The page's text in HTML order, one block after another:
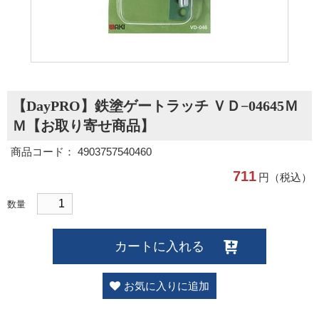
【DayPRO】鉄塗ゲートラッチ ＶＤ−04645Ｍ
Ｍ【お取り寄せ商品】
商品コード： 4903757540460
711 円（税込）
数量
カートに入れる
お気に入りに追加